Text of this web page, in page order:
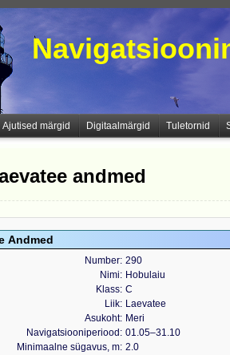
Ajutised märgid Digitaalmärgid Tuletornid
andmed
Andmed
Number 290
Nimi
Hobulaiu
Klass C
Liik
Laevatee
Asukoht
Meri
Navigatsiooniperiood
01.05‒31.10
Minimaalne sügavus, m 2.0